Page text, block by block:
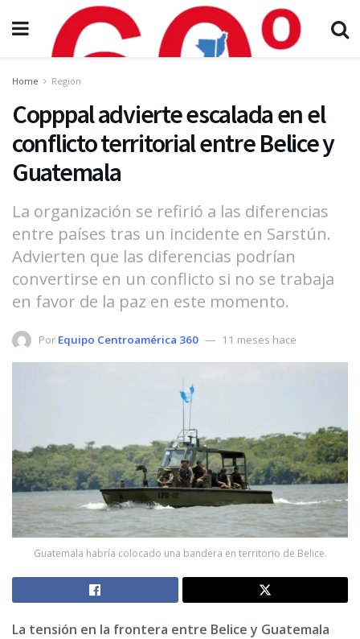
Home Región
Copppal advierte escalada en el
conflicto territorial entre Belice y
Guatemala
La organización se refirió a las diferencias
entre países tras un incidente en Sarstún.
Advierten que las diferencias podrían
convertirse en un conflicto si no se trabaja
en favor de la paz en este momento.
Por Equipo Centroamérica 360 11 meses hace
Guatemala habría colocado una bandera en territorio de Belice.
La tensión en la frontera entre Belice y Guatemala